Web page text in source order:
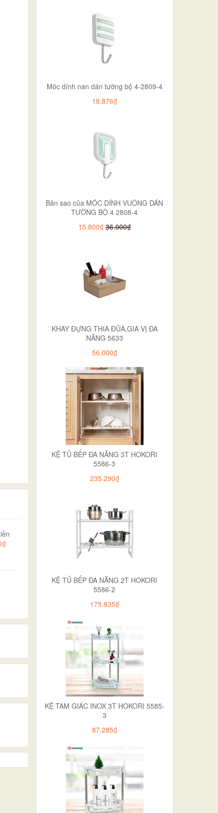
Móc dính nan dán tường bộ 4-2809-4
18.876₫
Bản sao của MÓC DÍNH VUÔNG DÁN
TƯỜNG BỘ 4 2808-4
15.800₫ 36.000₫
KHAY ĐỰNG THIA ĐŨA,GIA VỊ ĐA
NĂNG 5633
56.000₫
KỆ TỦ BẾP ĐA NĂNG 3T HOKORI
5586-3
235.290₫
KỆ TỦ BẾP ĐA NĂNG 2T HOKORI
5586-2
175.835₫
KỆ TAM GIÁC INOX 3T HOKORI 5585-
3
87.285₫